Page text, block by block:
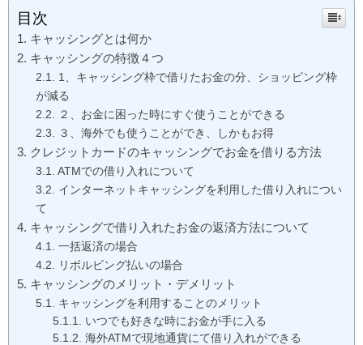
目次
キャッシングとは何か
キャッシングの特徴４つ
1、キャッシング枠で借りたお金の分、ショッピング枠
が減る
２、お金に困った時にすぐ使うことができる
３、海外でも使うことができ、しかもお得
クレジットカードのキャッシングでお金を借りる方法
ATMでの借り入れについて
インターネットキャッシングを利用した借り入れについ
て
キャッシングで借り入れたお金の返済方法について
一括返済の場合
リボルビング払いの場合
キャッシングのメリット・デメリット
キャッシングを利用することのメリット
いつでも好きな時にお金が手に入る
海外ATMで現地通貨にて借り入れができる